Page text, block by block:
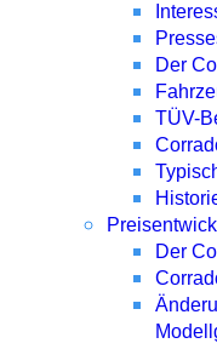
Der
TÜV-
Der